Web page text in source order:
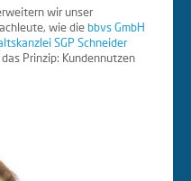
wir unser
wie diebbvs GmbH
SGP Schneider
Prinzip: Kundennutzen